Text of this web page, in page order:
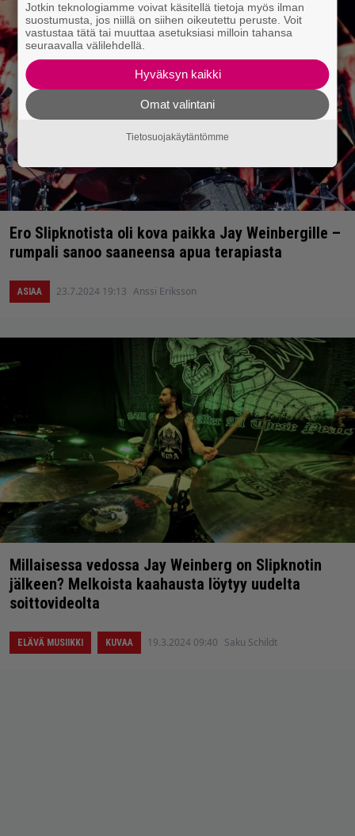
Ero Slipknotista oli kova paikka Jay Weinbergille –
rumpali sanoo saaneensa apua terapiasta
ASIAA 23.7.2024 19:13 Anssi Eriksson
Millaisessa vedossa Jay Weinberg on Slipknotin
jälkeen? Melkoista kaahausta löytyy uudelta
soittovideolta
ELÄVÄ MUSIIKKI KUVAA 19.3.2024 09:40 Saku Schildt
Jotkin teknologiamme voivat käsitellä tietoja myös ilman
suostumusta, jos niillä on siihen oikeutettu peruste. Voit
vastustaa tätä tai muuttaa asetuksiasi milloin tahansa
seuraavalla välilehdellä.
Hyväksyn kaikki
Omat valintani
Tietosuojakäytäntömme